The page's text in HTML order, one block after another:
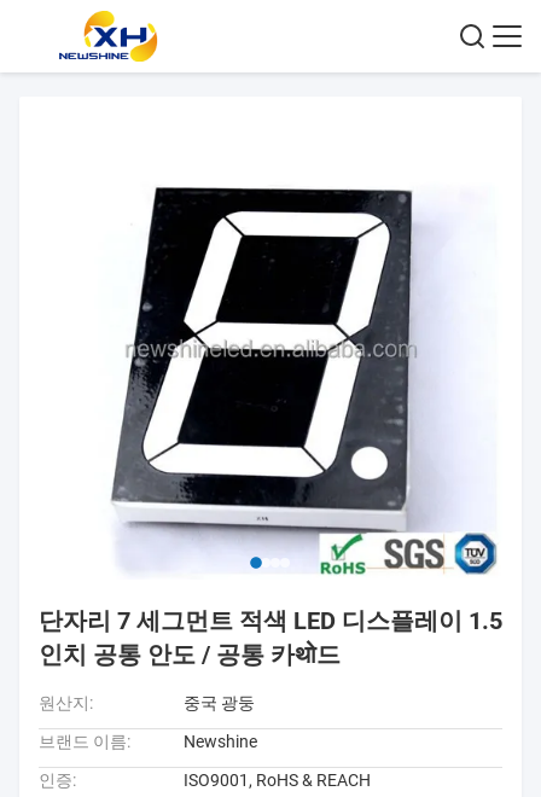
단자리 7 세그먼트 적색 LED 디스플레이 1.5
인치 공통 안도 / 공통 카थो드
원산지:
중국 광둥
브랜드 이름:
Newshine
인증:
ISO9001, RoHS & REACH